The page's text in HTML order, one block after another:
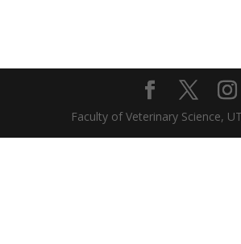
Faculty of Veterinary Science,